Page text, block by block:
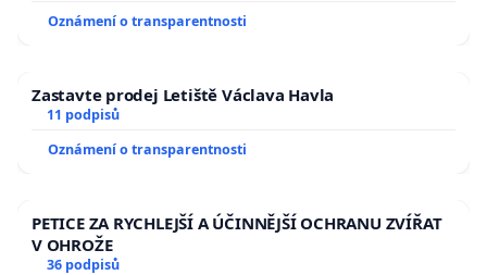
Oznámení o transparentnosti
Zastavte prodej Letiště Václava Havla
11 podpisů
Oznámení o transparentnosti
PETICE ZA RYCHLEJŠÍ A ÚČINNĚJŠÍ OCHRANU ZVÍŘAT
V OHROŽE
36 podpisů